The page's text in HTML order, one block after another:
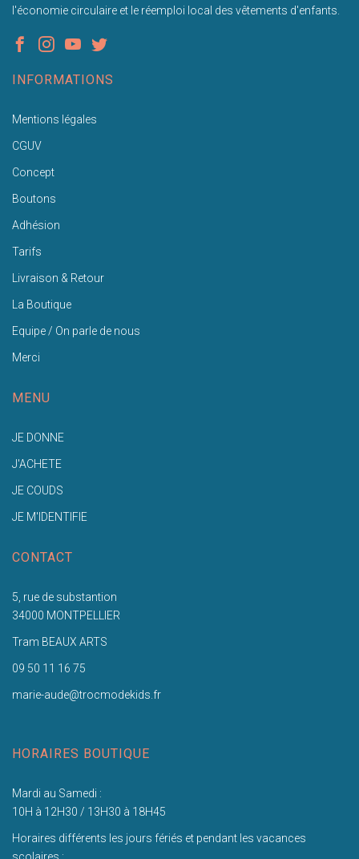
l'économie circulaire et le réemploi local des vêtements d'enfants.
INFORMATIONS
Mentions légales
CGUV
Concept
Boutons
Adhésion
Tarifs
Livraison & Retour
La Boutique
Equipe / On parle de nous
Merci
MENU
JE DONNE
J'ACHETE
JE COUDS
JE M'IDENTIFIE
CONTACT
5, rue de substantion
34000 MONTPELLIER
Tram BEAUX ARTS
09 50 11 16 75
marie-aude@trocmodekids.fr
HORAIRES BOUTIQUE
Mardi au Samedi :
10H à 12H30 / 13H30 à 18H45
Horaires différents les jours fériés et pendant les vacances